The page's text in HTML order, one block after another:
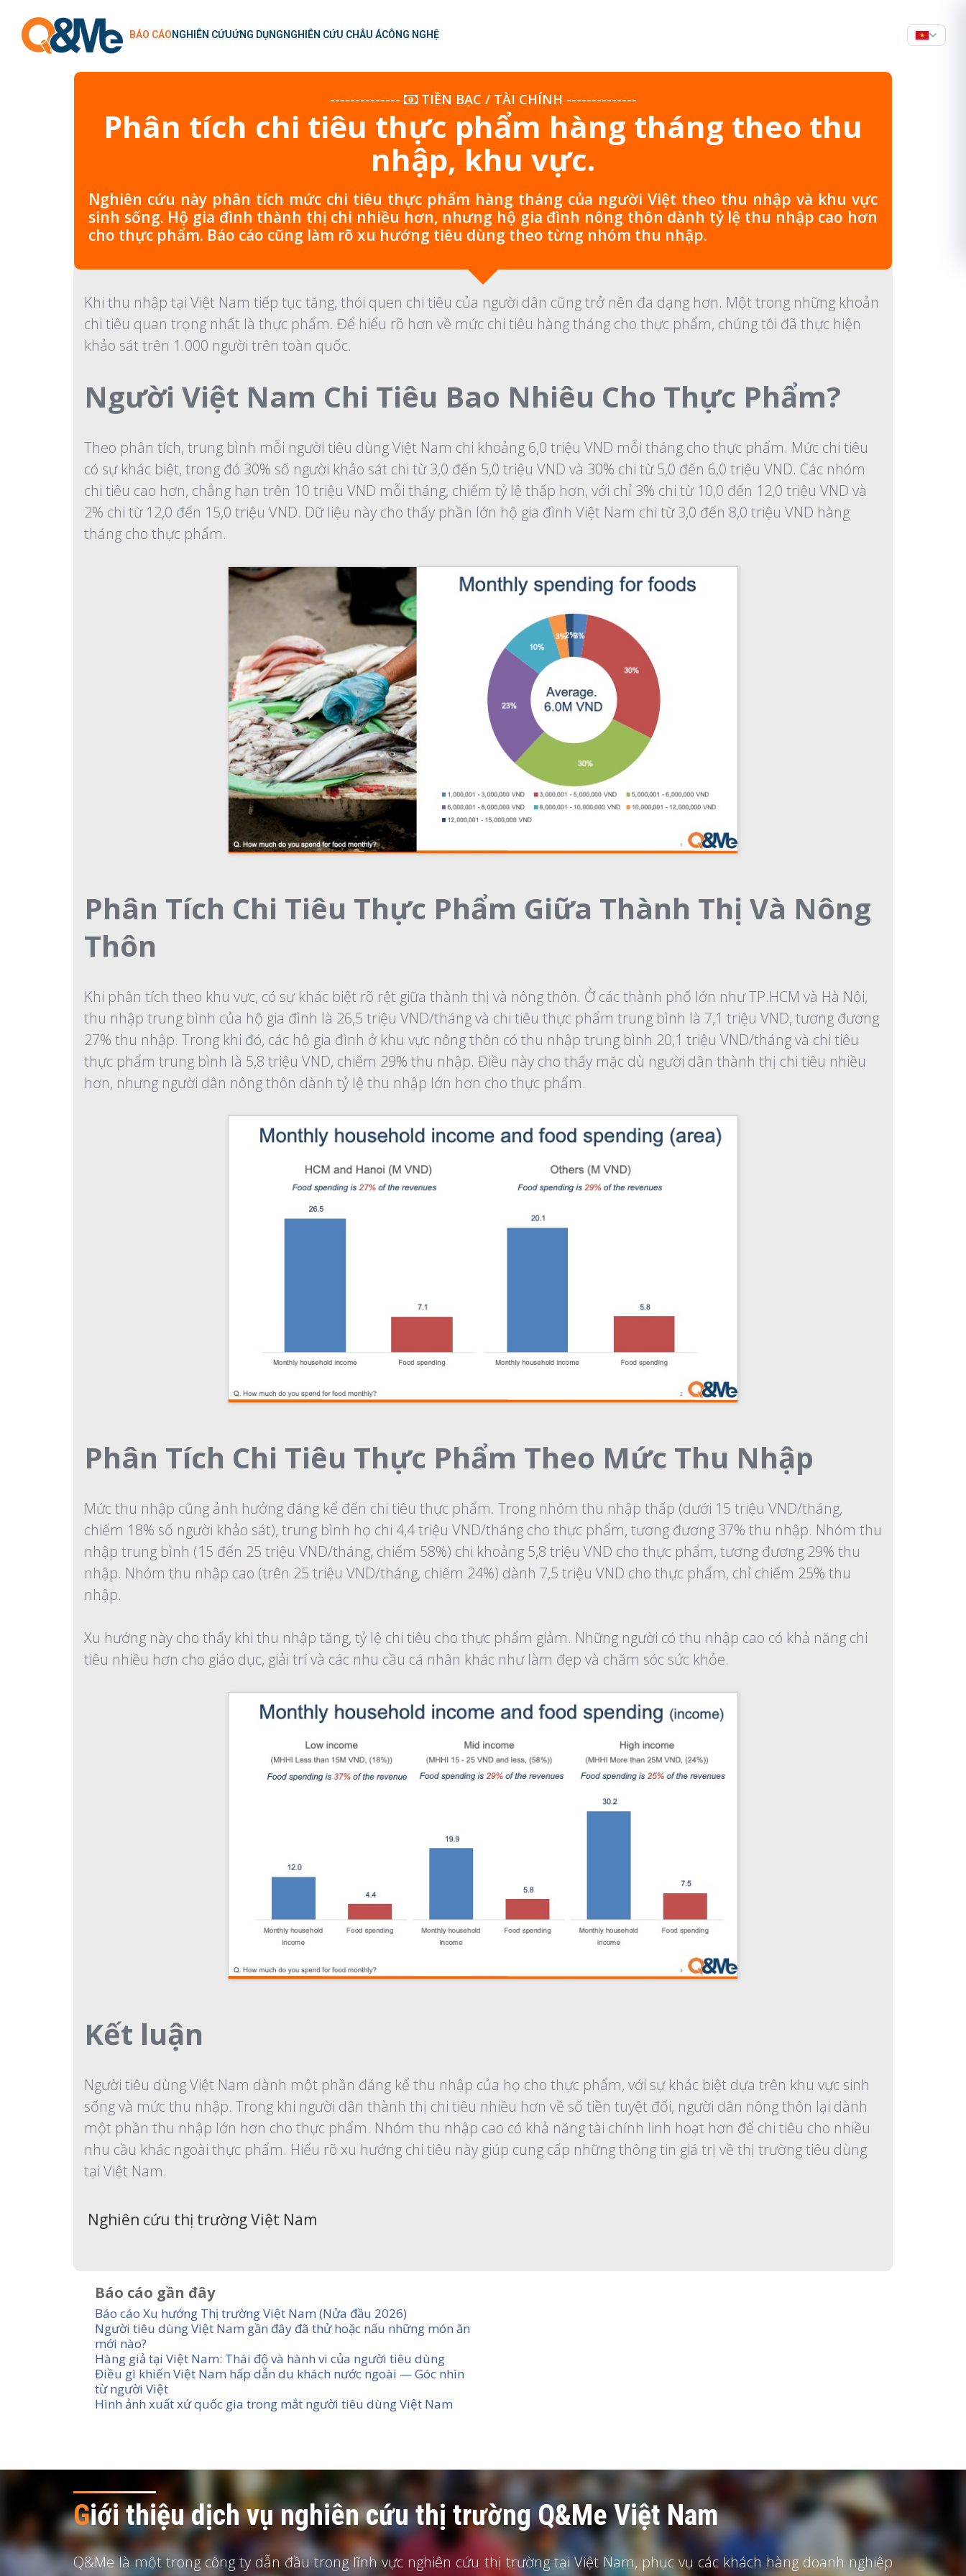
BÁO CÁONGHIÊN CỨUỨNG DỤNGNGHIÊN CỨU CHÂU ÁCÔNG NGHỆ
-------------- TIỀN BẠC / TÀI CHÍNH --------------
Phân tích chi tiêu thực phẩm hàng tháng theo thu
nhập, khu vực.
Nghiên cứu này phân tích mức chi tiêu thực phẩm hàng tháng của người Việt theo thu nhập và khu vực
sinh sống. Hộ gia đình thành thị chi nhiều hơn, nhưng hộ gia đình nông thôn dành tỷ lệ thu nhập cao hơn
cho thực phẩm. Báo cáo cũng làm rõ xu hướng tiêu dùng theo từng nhóm thu nhập.
Khi thu nhập tại Việt Nam tiếp tục tăng, thói quen chi tiêu của người dân cũng trở nên đa dạng hơn. Một trong những khoản
chi tiêu quan trọng nhất là thực phẩm. Để hiểu rõ hơn về mức chi tiêu hàng tháng cho thực phẩm, chúng tôi đã thực hiện
khảo sát trên 1.000 người trên toàn quốc.
Người Việt Nam Chi Tiêu Bao Nhiêu Cho Thực Phẩm?
Theo phân tích, trung bình mỗi người tiêu dùng Việt Nam chi khoảng 6,0 triệu VND mỗi tháng cho thực phẩm. Mức chi tiêu
có sự khác biệt, trong đó 30% số người khảo sát chi từ 3,0 đến 5,0 triệu VND và 30% chi từ 5,0 đến 6,0 triệu VND. Các nhóm
chi tiêu cao hơn, chẳng hạn trên 10 triệu VND mỗi tháng, chiếm tỷ lệ thấp hơn, với chỉ 3% chi từ 10,0 đến 12,0 triệu VND và
2% chi từ 12,0 đến 15,0 triệu VND. Dữ liệu này cho thấy phần lớn hộ gia đình Việt Nam chi từ 3,0 đến 8,0 triệu VND hàng
tháng cho thực phẩm.
Phân Tích Chi Tiêu Thực Phẩm Giữa Thành Thị Và Nông
Thôn
Khi phân tích theo khu vực, có sự khác biệt rõ rệt giữa thành thị và nông thôn. Ở các thành phố lớn như TP.HCM và Hà Nội,
thu nhập trung bình của hộ gia đình là 26,5 triệu VND/tháng và chi tiêu thực phẩm trung bình là 7,1 triệu VND, tương đương
27% thu nhập. Trong khi đó, các hộ gia đình ở khu vực nông thôn có thu nhập trung bình 20,1 triệu VND/tháng và chi tiêu
thực phẩm trung bình là 5,8 triệu VND, chiếm 29% thu nhập. Điều này cho thấy mặc dù người dân thành thị chi tiêu nhiều
hơn, nhưng người dân nông thôn dành tỷ lệ thu nhập lớn hơn cho thực phẩm.
Phân Tích Chi Tiêu Thực Phẩm Theo Mức Thu Nhập
Mức thu nhập cũng ảnh hưởng đáng kể đến chi tiêu thực phẩm. Trong nhóm thu nhập thấp (dưới 15 triệu VND/tháng,
chiếm 18% số người khảo sát), trung bình họ chi 4,4 triệu VND/tháng cho thực phẩm, tương đương 37% thu nhập. Nhóm thu
nhập trung bình (15 đến 25 triệu VND/tháng, chiếm 58%) chi khoảng 5,8 triệu VND cho thực phẩm, tương đương 29% thu
nhập. Nhóm thu nhập cao (trên 25 triệu VND/tháng, chiếm 24%) dành 7,5 triệu VND cho thực phẩm, chỉ chiếm 25% thu
nhập.
Xu hướng này cho thấy khi thu nhập tăng, tỷ lệ chi tiêu cho thực phẩm giảm. Những người có thu nhập cao có khả năng chi
tiêu nhiều hơn cho giáo dục, giải trí và các nhu cầu cá nhân khác như làm đẹp và chăm sóc sức khỏe.
Kết luận
Người tiêu dùng Việt Nam dành một phần đáng kể thu nhập của họ cho thực phẩm, với sự khác biệt dựa trên khu vực sinh
sống và mức thu nhập. Trong khi người dân thành thị chi tiêu nhiều hơn về số tiền tuyệt đối, người dân nông thôn lại dành
một phần thu nhập lớn hơn cho thực phẩm. Nhóm thu nhập cao có khả năng tài chính linh hoạt hơn để chi tiêu cho nhiều
nhu cầu khác ngoài thực phẩm. Hiểu rõ xu hướng chi tiêu này giúp cung cấp những thông tin giá trị về thị trường tiêu dùng
tại Việt Nam.
Nghiên cứu thị trường Việt Nam
Báo cáo gần đây
Báo cáo Xu hướng Thị trường Việt Nam (Nửa đầu 2026)
Người tiêu dùng Việt Nam gần đây đã thử hoặc nấu những món ăn
mới nào?
Hàng giả tại Việt Nam: Thái độ và hành vi của người tiêu dùng
Điều gì khiến Việt Nam hấp dẫn du khách nước ngoài — Góc nhìn
từ người Việt
Hình ảnh xuất xứ quốc gia trong mắt người tiêu dùng Việt Nam
Giới thiệu dịch vụ nghiên cứu thị trường Q&Me Việt Nam
Q&Me là một trong công ty dẫn đầu trong lĩnh vực nghiên cứu thị trường tại Việt Nam, phục vụ các khách hàng doanh nghiệp